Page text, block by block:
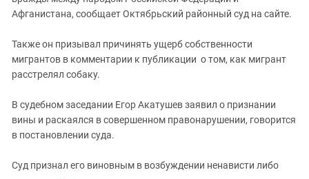
Афганистана, сообщает Октябрьский районный суд на сайте.
Также он призывал причинять ущерб собственности
мигрантов в комментарии к публикации о том, как мигрант
расстрелял собаку.
В судебном заседании Егор Акатушев заявил о признании
вины и раскаялся в совершенном правонарушении, говорится
в постановлении суда.
Суд признал его виновным в возбуждении ненависти либо